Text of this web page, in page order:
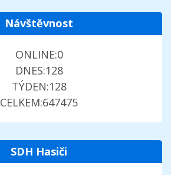
Návštěvnost
ONLINE:0
DNES:128
TÝDEN:128
CELKEM:647475
SDH Hasiči